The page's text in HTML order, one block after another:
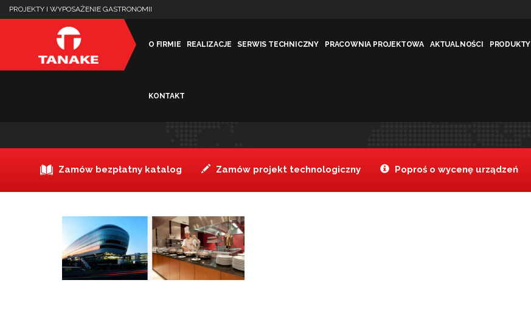
PROJEKTY I WYPOSAŻENIE GASTRONOMII
O FIRMIE REALIZACJE SERWIS TECHNICZNY PRACOWNIA PROJEKTOWA AKTUALNOŚCI PRODUKTY
KONTAKT
Zamów bezpłatny katalog Zamów projekt technologiczny Poproś o wycenę urządzeń